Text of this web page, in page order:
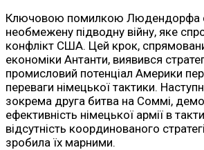
Ключовою помилкою Людендорфа
необмежену підводну війну, яке
конфлікт США. Цей крок,
економіки Антанти, виявився
промисловий потенціал Америки
переваги німецької тактики.
зокрема друга битва на Соммі,
ефективність німецької армії в
відсутність координованого
зробила їх марними.